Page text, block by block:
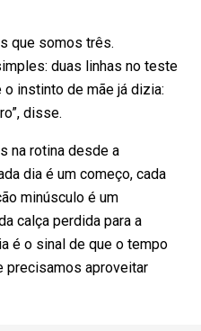
que somos três.
duas linhas no teste
instinto de mãe já dizia:
disse.
na rotina desde a
dia é um começo, cada
minúsculo é um
calça perdida para a
é o sinal de que o tempo
precisamos aproveitar